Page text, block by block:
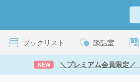
ブックリスト 談話室
NEW ＼プレミアム会員限定／